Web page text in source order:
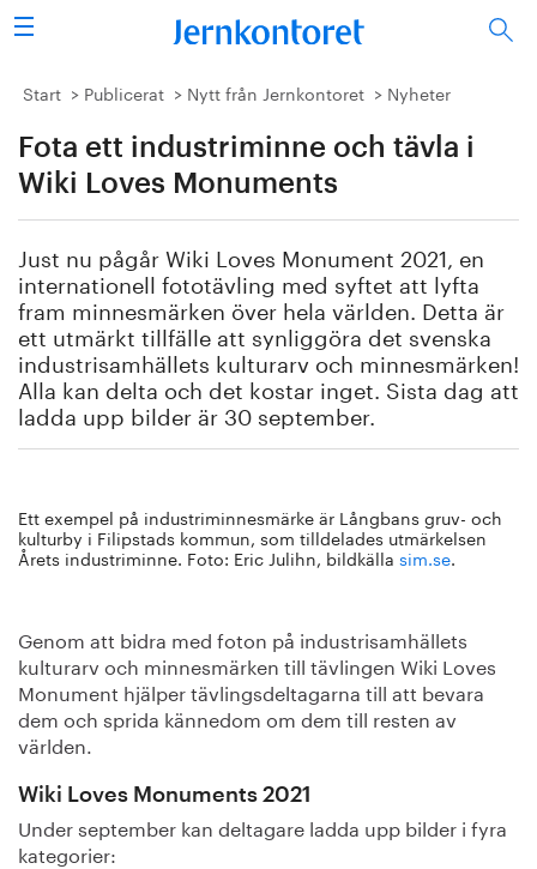
Sök
Stålindustrin
Vision 2050
Energi/miljö
Vi tycker
Publicerat
Bildbank
Om oss
Start Publicerat Nytt från Jernkontoret Nyheter
Fota ett industriminne och tävla i
Wiki Loves Monuments
Just nu pågår Wiki Loves Monument 2021, en
internationell fototävling med syftet att lyfta
fram minnesmärken över hela världen. Detta är
ett utmärkt tillfälle att synliggöra det svenska
industrisamhällets kulturarv och minnesmärken!
Alla kan delta och det kostar inget. Sista dag att
ladda upp bilder är 30 september.
Ett exempel på industriminnesmärke är Långbans gruv- och
kulturby i Filipstads kommun, som tilldelades utmärkelsen
Årets industriminne. Foto: Eric Julihn, bildkälla sim.se.
Genom att bidra med foton på industrisamhällets
kulturarv och minnesmärken till tävlingen Wiki Loves
Monument hjälper tävlingsdeltagarna till att bevara
dem och sprida kännedom om dem till resten av
världen.
Wiki Loves Monuments 2021
Under september kan deltagare ladda upp bilder i fyra
kategorier: